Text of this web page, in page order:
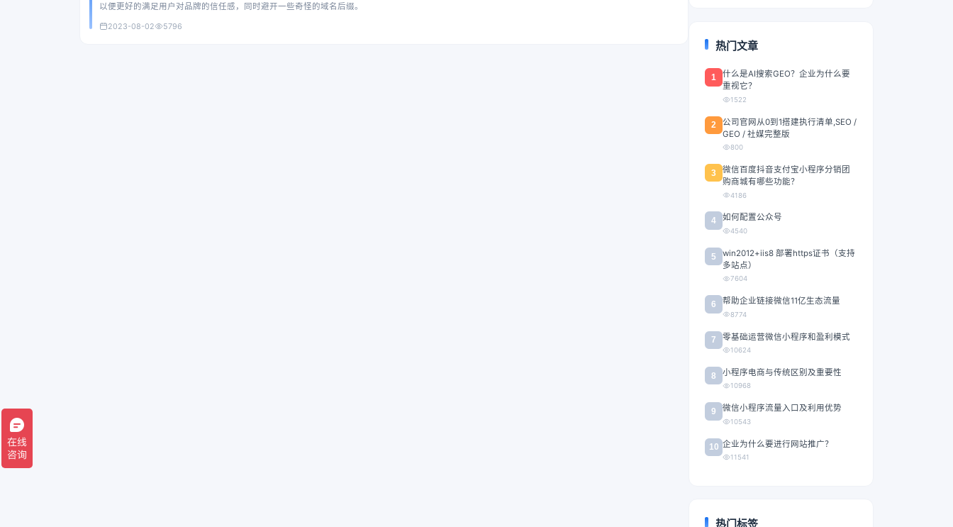
以便更好的满足用户对品牌的信任感，同时避开一些奇怪的域名后缀。
2023-08-02 5796
热门文章
1
什么是AI搜索GEO？企业为什么要
重视它？
1522
2
公司官网从0到1搭建执行清单,SEO /
GEO / 社媒完整版
800
3
微信百度抖音支付宝小程序分销团
购商城有哪些功能？
4186
4 如何配置公众号
4540
5
win2012+iis8 部署https证书（支持
多站点）
7604
6 帮助企业链接微信11亿生态流量
8774
7 零基础运营微信小程序和盈利模式
10624
8 小程序电商与传统区别及重要性
10968
9 微信小程序流量入口及利用优势
10543
10 企业为什么要进行网站推广？
11541
热门标签